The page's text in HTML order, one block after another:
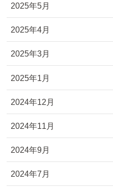
2025年5月
2025年4月
2025年3月
2025年1月
2024年12月
2024年11月
2024年9月
2024年7月